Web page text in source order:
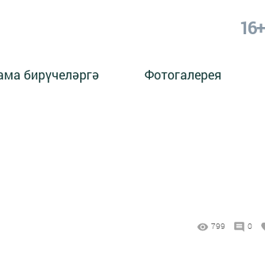
16+
бирүчеләргә Фотогалерея
799 0